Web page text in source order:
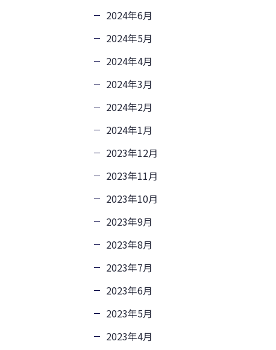
2024年6月
2024年5月
2024年4月
2024年3月
2024年2月
2024年1月
2023年12月
2023年11月
2023年10月
2023年9月
2023年8月
2023年7月
2023年6月
2023年5月
2023年4月